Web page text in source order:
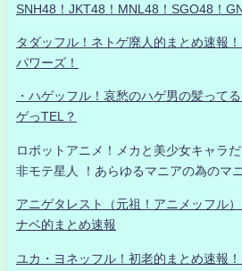
SNH48！JKT48！MNL48！SGO48！
タダッフル！ネトゲ廃人的まとめ速報
パワーズ！
・ハゲッフル！哀愁のハゲ男の髪って
ゲっTEL？
ロボットアニメ！メカと美少女キャラ
非モテ星人 ！あらゆるマニアの為のマ
アニゲタレスト（元祖！アニメッフル
ナベ的まとめ速報
ユカ・ヨネッフル！初老的まとめ速報